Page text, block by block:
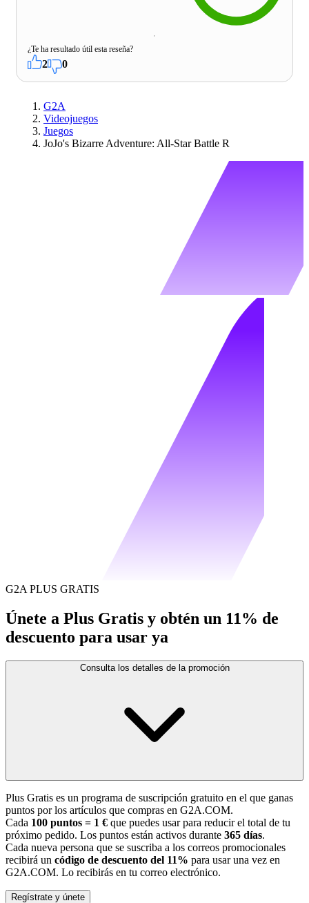
¿Te ha resultado útil esta reseña?
2 0
G2A
Videojuegos
Juegos
JoJo's Bizarre Adventure: All-Star Battle R
G2A PLUS GRATIS
Únete a Plus Gratis y obtén un 11% de
descuento para usar ya
Consulta los detalles de la promoción
Plus Gratis es un programa de suscripción gratuito en el que ganas
puntos por los artículos que compras en G2A.COM.
Cada 100 puntos = 1 € que puedes usar para reducir el total de tu
próximo pedido. Los puntos están activos durante 365 días.
Cada nueva persona que se suscriba a los correos promocionales
recibirá un código de descuento del 11% para usar una vez en
G2A.COM. Lo recibirás en tu correo electrónico.
Regístrate y únete